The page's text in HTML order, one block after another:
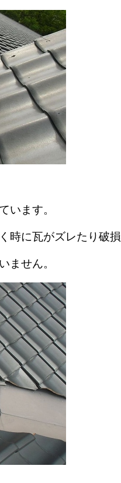
います。
時に瓦がズレたり破損
ません。